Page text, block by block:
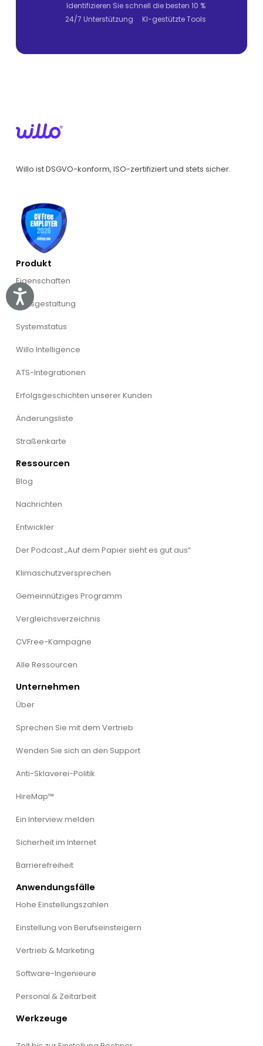
Accessibility
Identifizieren Sie schnell die besten 10 %
24/7 Unterstützung
KI-gestützte Tools
Willo ist DSGVO-konform, ISO-zertifiziert und stets sicher.
Produkt
Eigenschaften
Preisgestaltung
Systemstatus
Willo Intelligence
ATS-Integrationen
Erfolgsgeschichten unserer Kunden
Änderungsliste
Straßenkarte
Ressourcen
Blog
Nachrichten
Entwickler
Der Podcast „Auf dem Papier sieht es gut aus“
Klimaschutzversprechen
Gemeinnütziges Programm
Vergleichsverzeichnis
CVFree-Kampagne
Alle Ressourcen
Unternehmen
Über
Sprechen Sie mit dem Vertrieb
Wenden Sie sich an den Support
Anti-Sklaverei-Politik
HireMap™
Ein Interview melden
Sicherheit im Internet
Barrierefreiheit
Anwendungsfälle
Hohe Einstellungszahlen
Einstellung von Berufseinsteigern
Vertrieb & Marketing
Software-Ingenieure
Personal & Zeitarbeit
Werkzeuge